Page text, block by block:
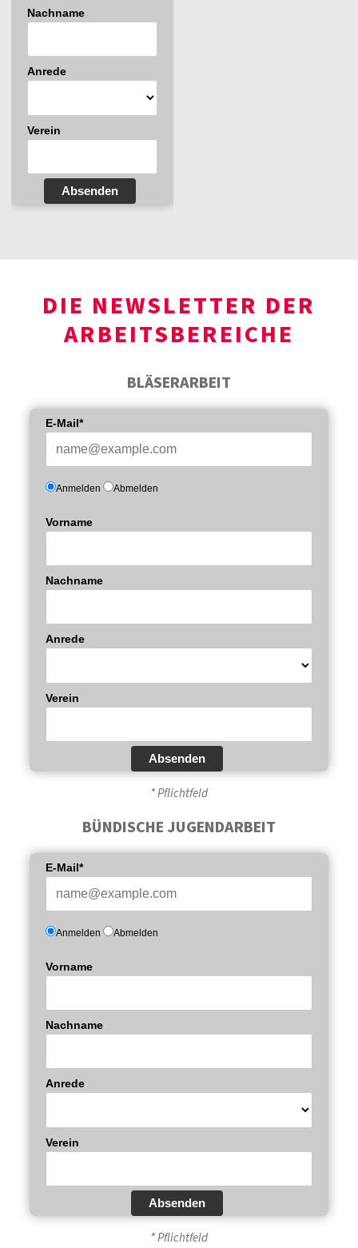
Nachname
Anrede
Verein
Absenden
DIE NEWSLETTER DER
ARBEITSBEREICHE
BLÄSERARBEIT
E-Mail*
Anmelden Abmelden
Vorname
Nachname
Anrede
Verein
Absenden
* Pflichtfeld
BÜNDISCHE JUGENDARBEIT
E-Mail*
Anmelden Abmelden
Vorname
Nachname
Anrede
Verein
Absenden
* Pflichtfeld